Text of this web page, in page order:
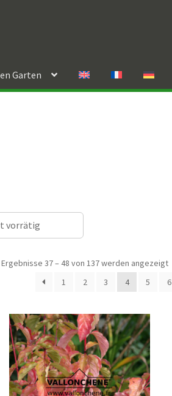
Garten
vorrätig
Ergebnisse 37 – 48 von 137 werden angezeigt
1
2 3 4 5 6